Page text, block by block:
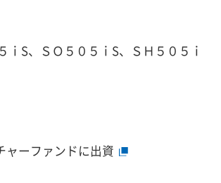
ｉS、ＳＯ５０５ｉS、ＳＨ５０５ｉ
ャーファンドに出資